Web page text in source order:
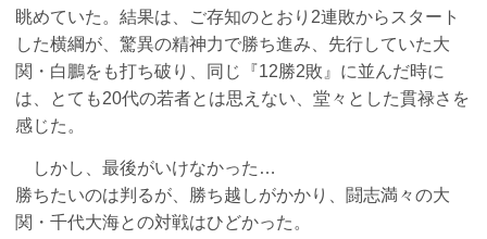
眺めていた。結果は、ご存知のとおり2連敗からスタート
した横綱が、驚異の精神力で勝ち進み、先行していた大
関・白鵬をも打ち破り、同じ『12勝2敗』に並んだ時に
は、とても20代の若者とは思えない、堂々とした貫禄さを
感じた。
しかし、最後がいけなかった…
勝ちたいのは判るが、勝ち越しがかかり、闘志満々の大
関・千代大海との対戦はひどかった。